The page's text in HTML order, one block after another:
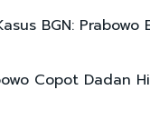
BGN:
Copot Dadan